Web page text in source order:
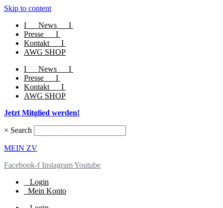
Skip to content
I News I
Presse I
Kontakt I
AWG SHOP
I News I
Presse I
Kontakt I
AWG SHOP
Jetzt Mitglied werden!
× Search
MEIN ZV
Facebook-f InstagramYoutube
Login
Mein Konto